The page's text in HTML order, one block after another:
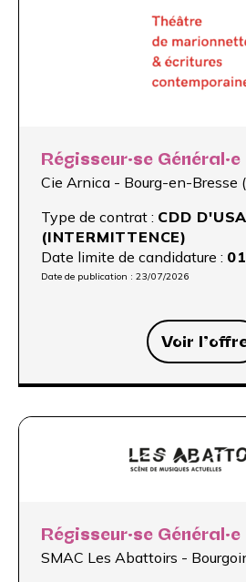
Régisseur·se Général·e
Cie Arnica - Bourg-en-Bresse
Type de contrat : CDD
(INTERMITTENCE)
Date limite de candidature :
Date de publication : 23/07/2026
Voir
Régisseur·se Général·e
SMAC Les Abattoirs -